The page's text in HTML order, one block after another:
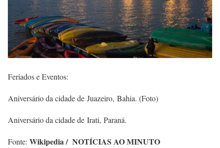
Feriados e Eventos:
Aniversário da cidade de Juazeiro, Bahia. (Foto)
Aniversário da cidade de Irati, Paraná.
Fonte: Wikipedia / NOTÍCIAS AO MINUTO